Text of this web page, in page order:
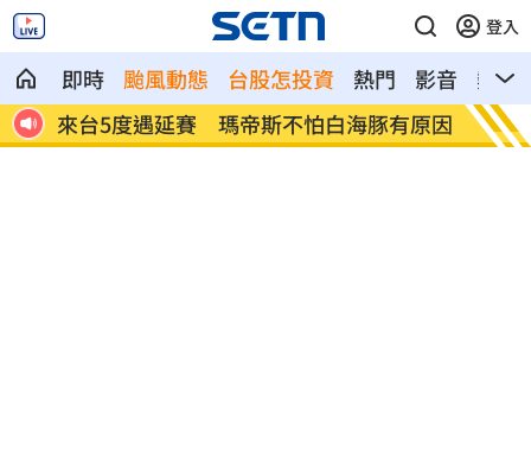
登入
即時 颱風動態 台股怎投資 熱門 影音
熱搜
斯不怕白海豚有原因
炒股賠光百萬結婚基金 她借
虧